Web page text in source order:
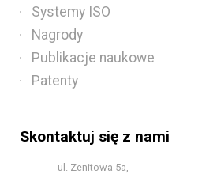
Systemy ISO
Nagrody
Publikacje naukowe
Patenty
Skontaktuj się z nami
ul. Zenitowa 5a,